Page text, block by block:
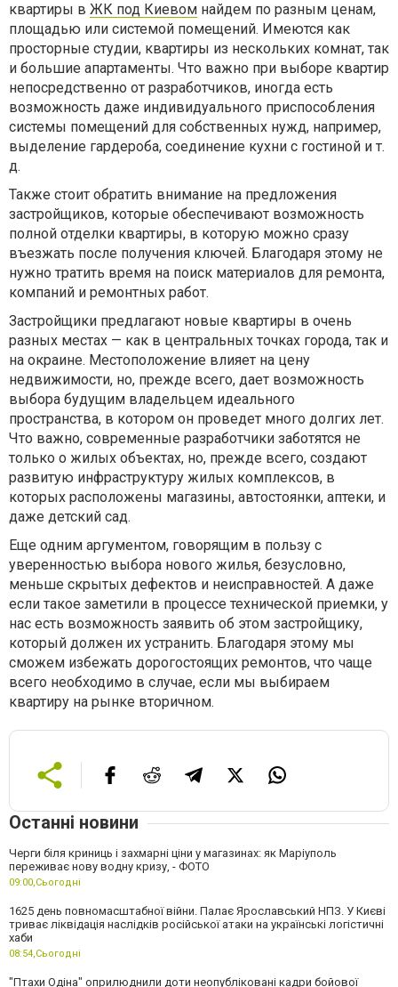
квартиры в ЖК под Киевом найдем по разным ценам,
площадью или системой помещений. Имеются как
просторные студии, квартиры из нескольких комнат, так
и большие апартаменты. Что важно при выборе квартир
непосредственно от разработчиков, иногда есть
возможность даже индивидуального приспособления
системы помещений для собственных нужд, например,
выделение гардероба, соединение кухни с гостиной и т.
д.
Также стоит обратить внимание на предложения
застройщиков, которые обеспечивают возможность
полной отделки квартиры, в которую можно сразу
въезжать после получения ключей. Благодаря этому не
нужно тратить время на поиск материалов для ремонта,
компаний и ремонтных работ.
Застройщики предлагают новые квартиры в очень
разных местах — как в центральных точках города, так и
на окраине. Местоположение влияет на цену
недвижимости, но, прежде всего, дает возможность
выбора будущим владельцем идеального
пространства, в котором он проведет много долгих лет.
Что важно, современные разработчики заботятся не
только о жилых объектах, но, прежде всего, создают
развитую инфраструктуру жилых комплексов, в
которых расположены магазины, автостоянки, аптеки, и
даже детский сад.
Еще одним аргументом, говорящим в пользу с
уверенностью выбора нового жилья, безусловно,
меньше скрытых дефектов и неисправностей. А даже
если такое заметили в процессе технической приемки, у
нас есть возможность заявить об этом застройщику,
который должен их устранить. Благодаря этому мы
сможем избежать дорогостоящих ремонтов, что чаще
всего необходимо в случае, если мы выбираем
квартиру на рынке вторичном.
Останні новини
Черги біля криниць і захмарні ціни у магазинах: як Маріуполь
переживає нову водну кризу, - ФОТО
09:00,Сьогодні
1625 день повномасштабної війни. Палає Ярославський НПЗ. У Києві
триває ліквідація наслідків російської атаки на українські логістичні
хаби
08:54,Сьогодні
"Птахи Одіна" оприлюднили доти неопубліковані кадри бойової